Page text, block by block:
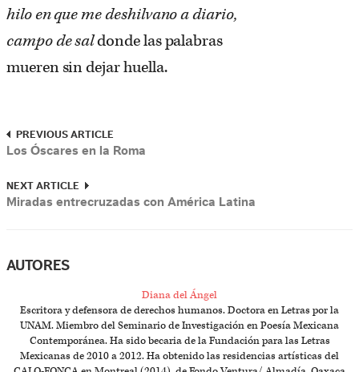
hilo en que me deshilvano a diario,
campo de saldonde las palabras
mueren sin dejar huella.
PREVIOUS ARTICLE
Los Óscares en la Roma
NEXT ARTICLE
Miradas entrecruzadas con América Latina
AUTORES
Diana del Ángel
Escritora y defensora de derechos humanos. Doctora en Letras por la
UNAM. Miembro del Seminario de Investigación en Poesía Mexicana
Contemporánea. Ha sido becaria de la Fundación para las Letras
Mexicanas de 2010 a 2012. Ha obtenido las residencias artísticas del